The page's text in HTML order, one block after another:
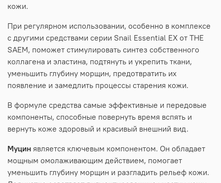
кожи.
При регулярном использовании, особенно в комплексе
с другими средствами серии Snail Essential EX от THE
SAEM, поможет стимулировать синтез собственного
коллагена и эластина, подтянуть и укрепить ткани,
уменьшить глубину морщин, предотвратить их
появление и замедлить процессы старения кожи.
В формуле средства самые эффективные и передовые
компоненты, способные повернуть время вспять и
вернуть коже здоровый и красивый внешний вид.
Муцин является ключевым компонентом. Он обладает
мощным омолаживающим действием, помогает
уменьшить глубину морщин и разгладить рельеф кожи.